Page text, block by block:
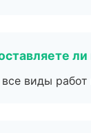
виды работ